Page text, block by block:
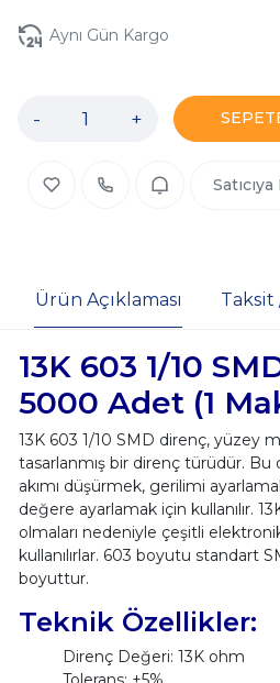
Aynı Gün Kargo
- +
Satıcıya
Ürün Açıklaması Taksit
13K 603 1/10
5000 Adet (1
13K 603 1/10 SMD direnç, yüzey
tasarlanmış bir direnç türüdür. Bu
akımı düşürmek, gerilimi
değere ayarlamak için kullanılır.
olmaları nedeniyle çeşitli
kullanılırlar. 603 boyutu standart
boyuttur.
Teknik Özellikler:
Direnç Değeri: 13K ohm